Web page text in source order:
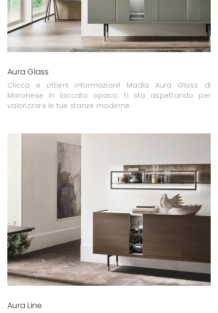
Aura Glass
Clicca e ottieni informazioni! Madia Aura Glass di
Maronese in laccato opaco: ti sta aspettando per
valorizzare le tue stanze moderne.
Aura Line